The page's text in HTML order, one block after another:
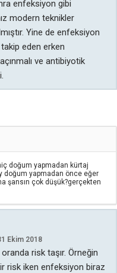
enfeksiyon gibi
modern teknikler
Yine de enfeksiyon
eden erken
ve antibiyotik
doğum yapmadan kürtaj
doğum yapmadan önce eğer
şansın çok düşük?gerçekten
Ekim 2018
risk taşır. Örneğin
risk iken enfeksiyon biraz